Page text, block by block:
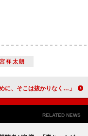
祥太朗
差し入れに関するこだわりを語る 「喜んでもらうために、そこは抜かりなく…」
RELATED NEWS